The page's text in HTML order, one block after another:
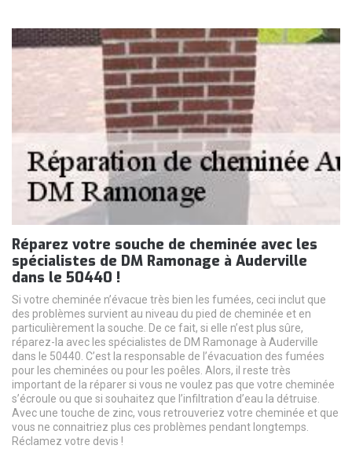
Réparez votre souche de cheminée avec les
spécialistes de DM Ramonage à Auderville
dans le 50440 !
Si votre cheminée n’évacue très bien les fumées, ceci inclut que
des problèmes survient au niveau du pied de cheminée et en
particulièrement la souche. De ce fait, si elle n’est plus sûre,
réparez-la avec les spécialistes de DM Ramonage à Auderville
dans le 50440. C’est la responsable de l’évacuation des fumées
pour les cheminées ou pour les poêles. Alors, il reste très
important de la réparer si vous ne voulez pas que votre cheminée
s’écroule ou que si souhaitez que l’infiltration d’eau la détruise.
Avec une touche de zinc, vous retrouveriez votre cheminée et que
vous ne connaitriez plus ces problèmes pendant longtemps.
Réclamez votre devis !